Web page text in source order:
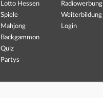
Lotto Hessen
Spiele
Mahjong
Backgammon
Quiz
Partys
Radiowerbung
Weiterbildung
Login